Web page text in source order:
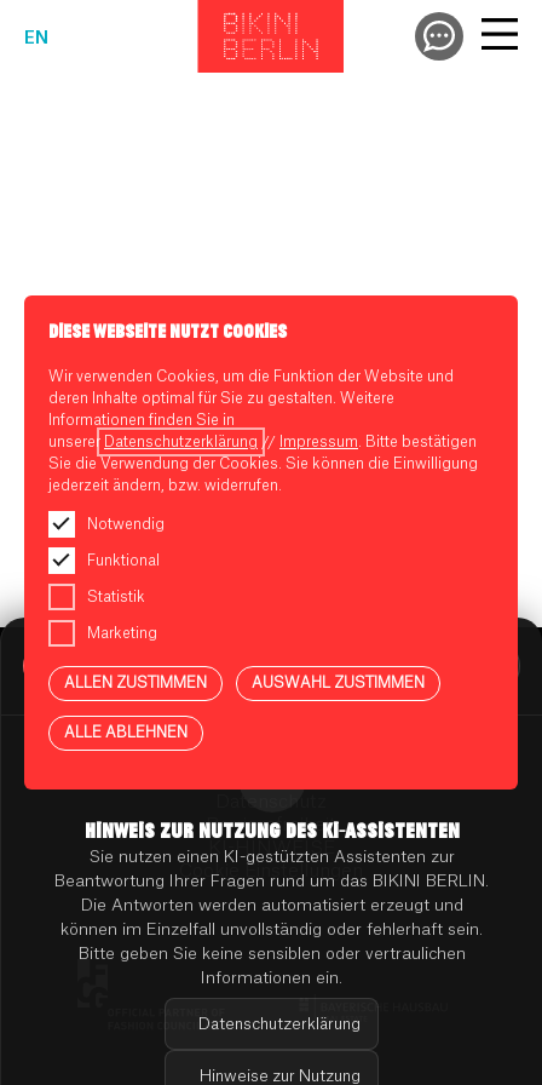
EN
BIKINI BERLIN Assistent
Online
HINWEIS ZUR NUTZUNG DES KI-ASSISTENTEN
Sie nutzen einen KI-gestützten Assistenten zur
Beantwortung Ihrer Fragen rund um das BIKINI BERLIN.
Die Antworten werden automatisiert erzeugt und
können im Einzelfall unvollständig oder fehlerhaft sein.
Bitte geben Sie keine sensiblen oder vertraulichen
Informationen ein.
Datenschutzerklärung
Hinweise zur Nutzung
DIESE WEBSEITE NUTZT COOKIES
Wir verwenden Cookies, um die Funktion der Website und
deren Inhalte optimal für Sie zu gestalten. Weitere
Informationen finden Sie in
unserer
Datenschutzerklärung // Impressum . Bitte bestätigen
Sie die Verwendung der Cookies. Sie können die Einwilligung
jederzeit ändern, bzw. widerrufen.
Notwendig
Funktional
Statistik
Marketing
ALLEN ZUSTIMMEN AUSWAHL ZUSTIMMEN
ALLE ABLEHNEN
Presse
Barrierefreiheit
KI-HINWEISE
Cookie Einstellungen